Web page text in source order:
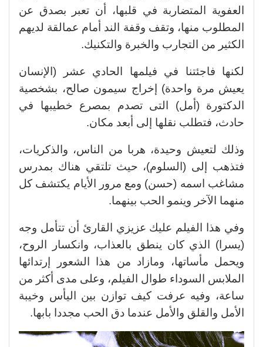
العفوية المتضاربة في قلبها، أن تعبر بصدق عن
المطلوب منها، وتقف وقفة الند أمام عمالقة لديهم
الكثير من التجارب والخبرة والتكنيك.
لكنها فاجئتنا في فيلمها الحادي عشر (الإنسان
يعيش مرة واحدة) إخراج سيمون صالح، بشخصية
الدكتورة (أمل) التى تصدم بمصرع خطيبها في
حادث، فتطلب نقلها إلى أبعد مكان.
وذلك لتعيش وحيدة، هربا من الناس، والذكريات،
فتذهب إلى (السلوم)، حيث تلتقي هناك بمدرس
مشاغب اسمه (حسن) ومع مرور الأيام يكتشف كل
منهما الآخر وينمو الحب بينهما.
وفي هذا الفيلم عليك عزيزي القارئ أن تتأمل وجه
(يسرا) الذي كان ينطق بالعذاب، وانكسار الروح،
ويحمل مأساتها، ومازاد من هذا الشعور إرتدائها
الملابس السوداء طوال الفيلم، وعلى مدى أكثر من
ساعة، وفيه عرفت كيف توازن بين اليأس وخيبة
الأمل والقلق والأمل عندما دق الحب مجددا بابها.